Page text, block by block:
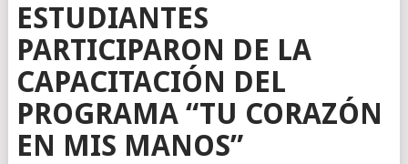
ESTUDIANTES
PARTICIPARON DE LA
CAPACITACIÓN DEL
PROGRAMA “TU CORAZÓN
EN MIS MANOS”